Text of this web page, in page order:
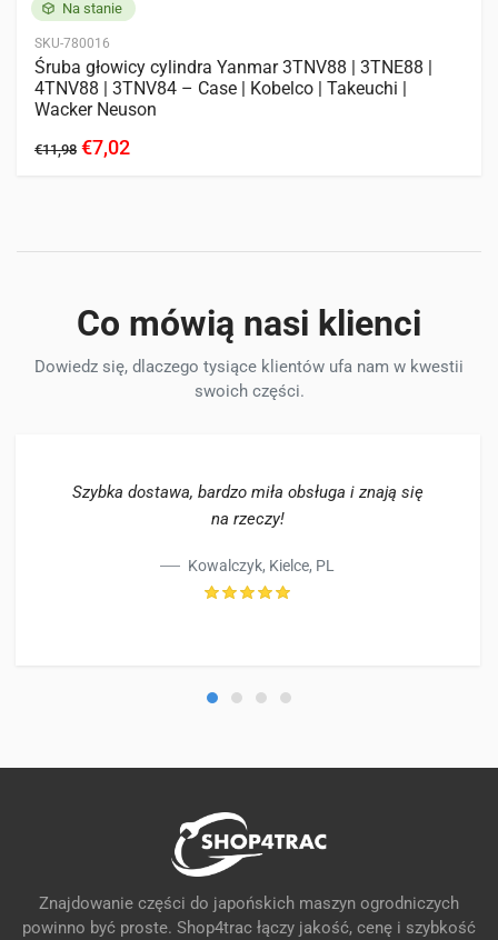
Na stanie
SKU-780016
Śruba głowicy cylindra Yanmar 3TNV88 | 3TNE88 |
4TNV88 | 3TNV84 – Case | Kobelco | Takeuchi |
Wacker Neuson
€11,98 €7,02
Co mówią nasi klienci
Dowiedz się, dlaczego tysiące klientów ufa nam w kwestii
swoich części.
Szybka dostawa, bardzo miła obsługa i znają się
na rzeczy!
Kowalczyk, Kielce, PL
Znajdowanie części do japońskich maszyn ogrodniczych
powinno być proste. Shop4trac łączy jakość, cenę i szybkość